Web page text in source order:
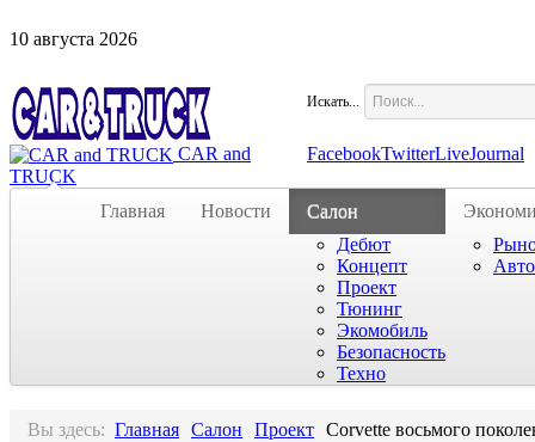
10 августа 2026
CAR and
TRUCK
Искать...
FacebookTwitterLiveJournal
Главная Новости
Салон
Дебют
Концепт
Проект
Тюнинг
Экомобиль
Безопасность
Техно
Вы здесь: Главная Салон Проект Corvette восьмого